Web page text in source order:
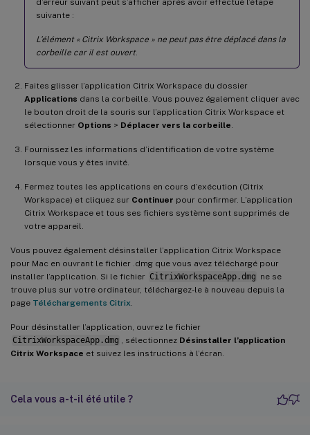
d’erreur suivant peut s’afficher après avoir effectué l’étape
suivante :
L’élément « Citrix Workspace » ne peut pas être déplacé dans la
corbeille car il est ouvert.
Faites glisser l’application Citrix Workspace du dossier
Applications dans la corbeille. Vous pouvez également cliquer avec
le bouton droit de la souris sur l’application Citrix Workspace et
sélectionner Options > Déplacer vers la corbeille.
Fournissez les informations d’identification de votre système
lorsque vous y êtes invité.
Fermez toutes les applications en cours d’exécution (Citrix
Workspace) et cliquez sur Continuer pour confirmer. L’application
Citrix Workspace et tous ses fichiers système sont supprimés de
votre appareil.
Vous pouvez également désinstaller l’application Citrix Workspace
pour Mac en ouvrant le fichier .dmg que vous avez téléchargé pour
installer l’application. Si le fichier CitrixWorkspaceApp.dmg ne se
trouve plus sur votre ordinateur, téléchargez-le à nouveau depuis la
page Téléchargements Citrix.
Pour désinstaller l’application, ouvrez le fichier
CitrixWorkspaceApp.dmg , sélectionnez Désinstaller l’application
Citrix Workspace et suivez les instructions à l’écran.
Cela vous a-t-il été utile ?